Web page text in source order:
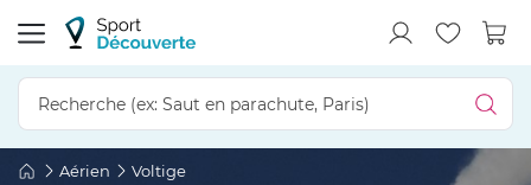
Aérien Voltige